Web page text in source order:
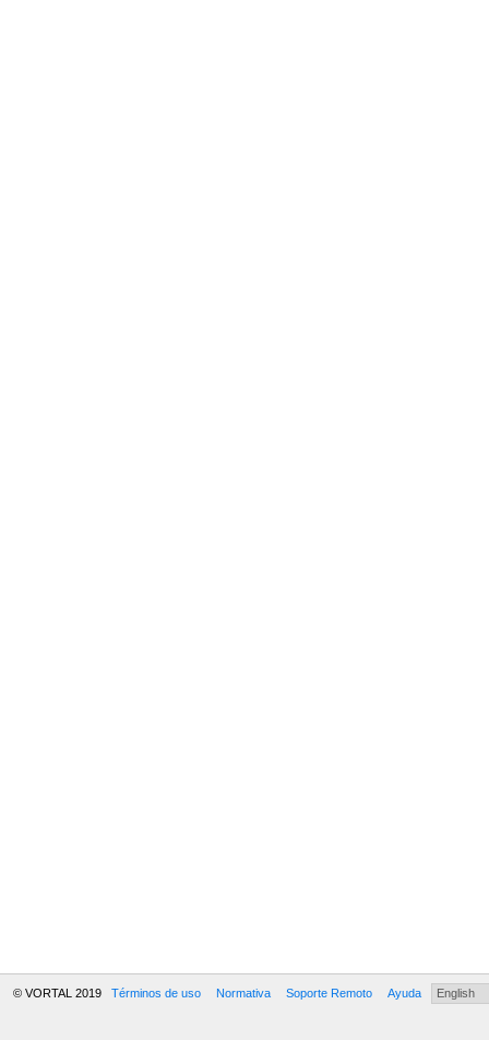
© VORTAL 2019 Términos de uso Normativa Soporte Remoto Ayuda